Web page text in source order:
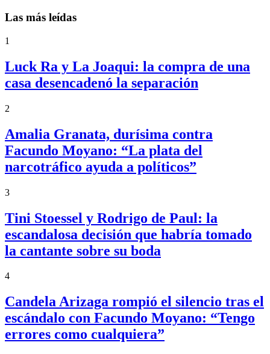
Las más leídas
1
Luck Ra y La Joaqui: la compra de una
casa desencadenó la separación
2
Amalia Granata, durísima contra
Facundo Moyano: “La plata del
narcotráfico ayuda a políticos”
3
Tini Stoessel y Rodrigo de Paul: la
escandalosa decisión que habría tomado
la cantante sobre su boda
4
Candela Arizaga rompió el silencio tras el
escándalo con Facundo Moyano: “Tengo
errores como cualquiera”